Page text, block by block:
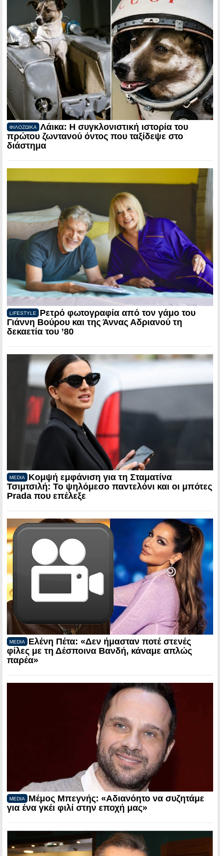
ΦΙΛΟΖΩΙΚΑ
Λάικα: Η συγκλονιστική ιστορία του
πρώτου ζωντανού όντος που ταξίδεψε στο
διάστημα
LIFESTYLE
Ρετρό φωτογραφία από τον γάμο του
Γιάννη Βούρου και της Άννας Αδριανού τη
δεκαετία του ’80
MEDIA
Κομψή εμφάνιση για τη Σταματίνα
Τσιμτσιλή: Το ψηλόμεσο παντελόνι και οι μπότες
Prada που επέλεξε
MEDIA
Ελένη Πέτα: «Δεν ήμασταν ποτέ στενές
φίλες με τη Δέσποινα Βανδή, κάναμε απλώς
παρέα»
MEDIA
Μέμος Μπεγνής: «Αδιανόητο να συζητάμε
για ένα γκέι φιλί στην εποχή μας»